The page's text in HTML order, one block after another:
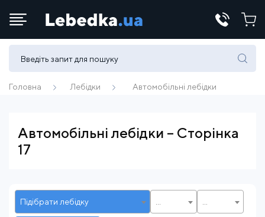
Телефони:
(067) 430 82-15
E-mail:
Головна Лебідки Автомобільні лебідки
Автомобільні лебідки – Сторінка
17
Підібрати лебідку